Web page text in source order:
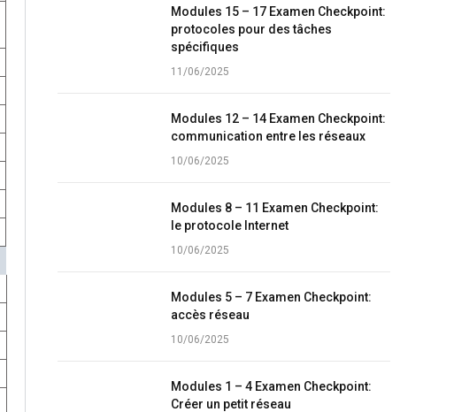
Modules 15 – 17 Examen Checkpoint:
protocoles pour des tâches
spécifiques
11/06/2025
Modules 12 – 14 Examen Checkpoint:
communication entre les réseaux
10/06/2025
Modules 8 – 11 Examen Checkpoint:
le protocole Internet
10/06/2025
Modules 5 – 7 Examen Checkpoint:
accès réseau
10/06/2025
Modules 1 – 4 Examen Checkpoint:
Créer un petit réseau